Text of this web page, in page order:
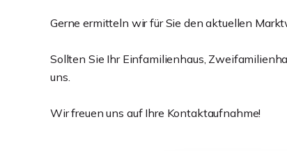
Gerne ermitteln wir für Sie den aktuellen
Sollten Sie Ihr Einfamilienhaus,
uns.
Wir freuen uns auf Ihre Kontaktaufnahme!